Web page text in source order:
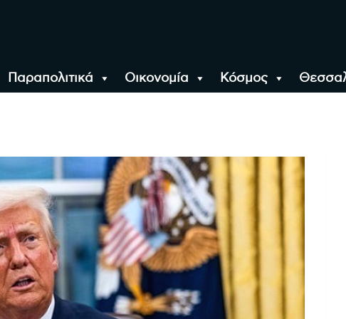
Παραπολιτικά Οικονομία Κόσμος